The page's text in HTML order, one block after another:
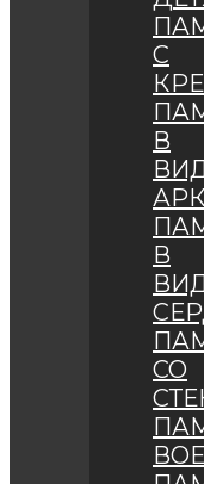
С
В
В
СО